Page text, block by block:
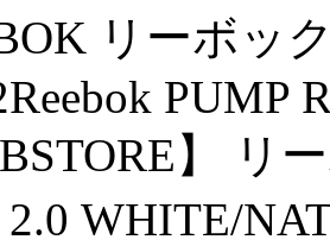
リーボッ
PUMP
】
WHITE/